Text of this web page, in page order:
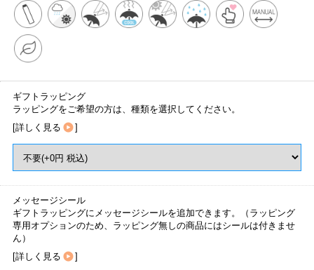
ギフトラッピング
ラッピングをご希望の方は、種類を選択してください。
[詳しく見る ]
メッセージシール
ギフトラッピングにメッセージシールを追加できます。（ラッピング
専用オプションのため、ラッピング無しの商品にはシールは付きませ
ん）
[詳しく見る ]